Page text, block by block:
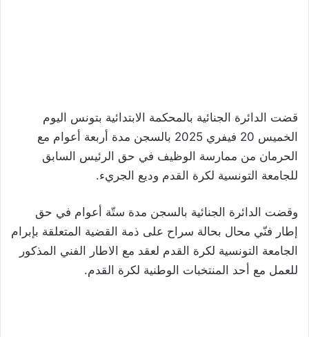
قضت الدائرة الجنائية بالمحكمة الابتدائية بتونس اليوم
الخميس 20 فيفري 2025 بالسجن مدة أربعة أعوام مع
الحرمان من ممارسة الوظيف في حق الرئيس السابق
للجامعة التونسية لكرة القدم وديع الجريء.
وقضت الدائرة الجنائية بالسجن مدة ستّة أعوام في حق
إطار فنّي محال بحالة سراح على ذمة القضية المتعلقة بإبرام
الجامعة التونسية لكرة القدم لعقد مع الاطار الفني المذكور
للعمل مع أحد المنتخبات الوطنية لكرة القدم.